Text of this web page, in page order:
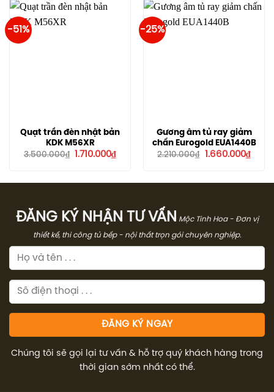
-51%
Quạt trần đèn nhật bản
KDK M56XR
3.500.000₫ Giá
1.710.000₫Giá
hiện
1.710.000₫.
-25%
Gương âm tủ ray giảm
chấn Eurogold EUA1440B
2.210.000₫
Giá
1.660.000₫Giá
hiện
ĐĂNG KÝ NHẬN TƯ VẤN Mộc Tinh Hoa - Đơn vị
thiết kế, thi công tủ bếp - nội thất trọn gói chuyên nghiệp.
Chúng tôi sẽ gọi lại tư vấn & hỗ trợ quý khách hàng trong
thời gian sớm nhất có thể.